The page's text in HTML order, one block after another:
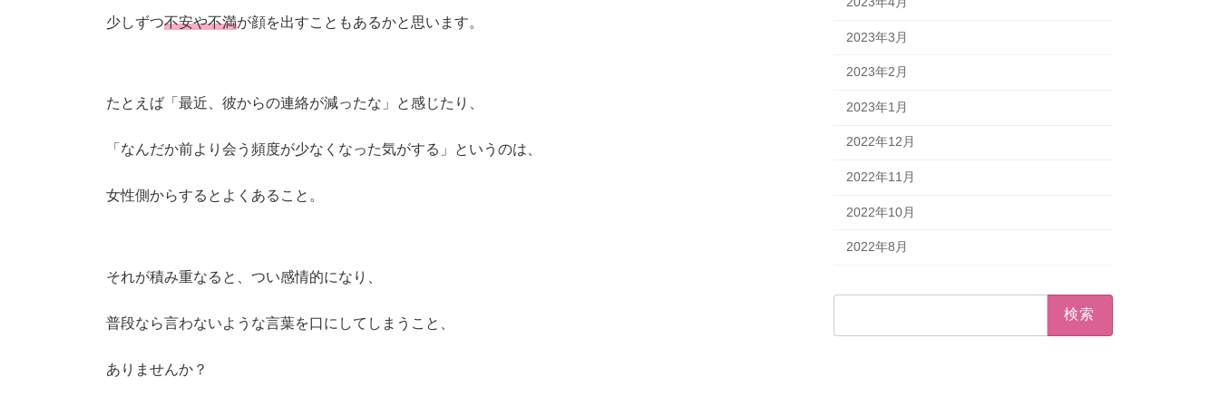
少しずつ不安や不満が顔を出すこともあるかと思います。
たとえば「最近、彼からの連絡が減ったな」と感じたり、
「なんだか前より会う頻度が少なくなった気がする」というのは、
女性側からするとよくあること。
それが積み重なると、つい感情的になり、
普段なら言わないような言葉を口にしてしまうこと、
ありませんか？
2023年3月
2023年2月
2023年1月
2022年12月
2022年11月
2022年10月
2022年8月